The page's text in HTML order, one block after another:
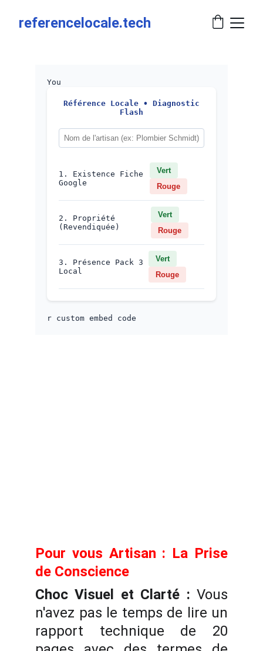
referencelocale.tech
Pour vous Artisan : La Prise
de Conscience
Choc Visuel et Clarté : Vous
n'avez pas le temps de lire un
rapport technique de 20